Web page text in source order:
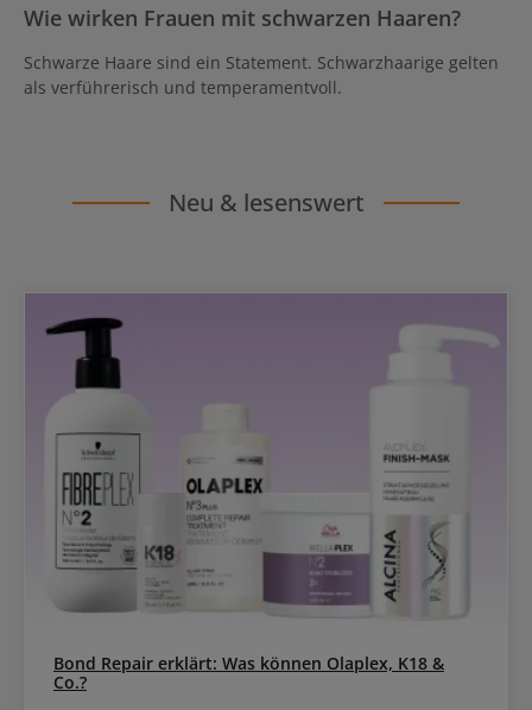
Wie wirken Frauen mit schwarzen Haaren?
Schwarze Haare sind ein Statement. Schwarzhaarige gelten
als verführerisch und temperamentvoll.
Neu & lesenswert
Bond Repair erklärt: Was können Olaplex, K18 &
Co.?